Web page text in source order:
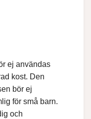
ej användas
kost. Den
bör ej
för små barn.
och